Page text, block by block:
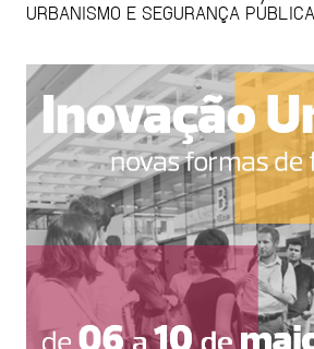
URBANISMO E SEGURANÇA PÚBLICA